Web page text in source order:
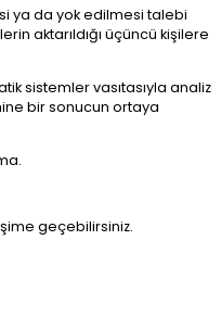
ya da yok edilmesi talebi
aktarıldığı üçüncü kişilere
sistemler vasıtasıyla analiz
bir sonucun ortaya
geçebilirsiniz.